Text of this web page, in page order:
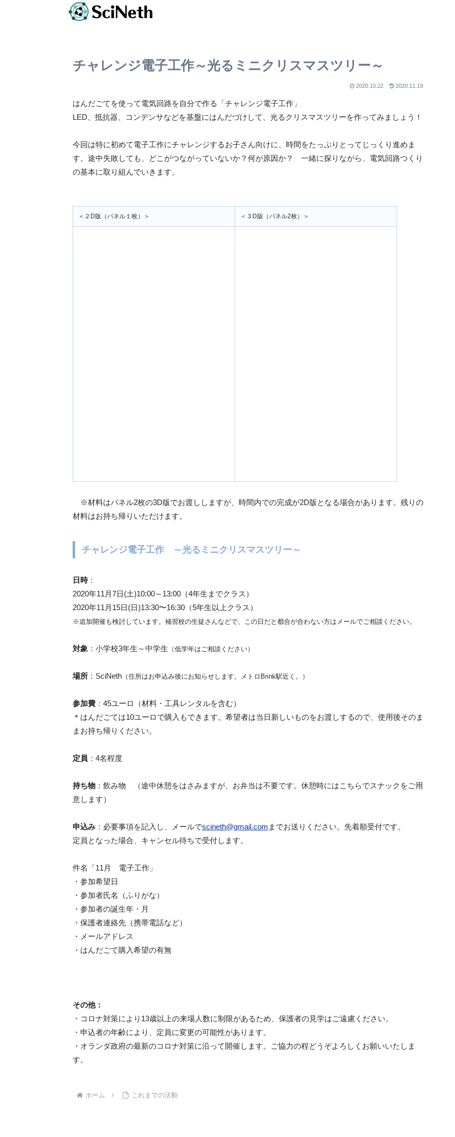
チャレンジ電子工作～光るミニクリスマスツリー～
2020.10.22 2020.11.19
はんだごてを使って電気回路を自分で作る「チャレンジ電子工作」
LED、抵抗器、コンデンサなどを基盤にはんだづけして、光るクリスマスツリーを作ってみましょう！
今回は特に初めて電子工作にチャレンジするお子さん向けに、時間をたっぷりとってじっくり進めま
す。途中失敗しても、どこがつながっていないか？何が原因か？ 一緒に探りながら、電気回路つくり
の基本に取り組んでいきます。
＜２D版（パネル１枚）＞ ＜３D版（パネル2枚）＞
※材料はパネル2枚の3D版でお渡ししますが、時間内での完成が2D版となる場合があります。残りの
材料はお持ち帰りいただけます。
チャレンジ電子工作 ～光るミニクリスマスツリー～
日時：
2020年11月7日(土)10:00～13:00（4年生までクラス）
2020年11月15日(日)13:30〜16:30（5年生以上クラス）
※追加開催も検討しています。補習校の生徒さんなどで、この日だと都合が合わない方はメールでご相談ください。
対象 ：小学校3年生～中学生 （低学年はご相談ください）
場所 ：SciNeth （住所はお申込み後にお知らせします。メトロBrink駅近く。）
参加費 ：45ユーロ（材料・工具レンタルを含む）
＊はんだごては10ユーロで購入もできます。希望者は当日新しいものをお渡しするので、使用後そのま
まお持ち帰りください。
定員 ：4名程度
持ち物 ：飲み物 （途中休憩をはさみますが、お弁当は不要です。休憩時にはこちらでスナックをご用
意します）
申込み ：必要事項を記入し、メールでscineth@gmail.com までお送りください。先着順受付です。
定員となった場合、キャンセル待ちで受付します。
件名「11月 電子工作」
・参加希望日
・参加者氏名（ふりがな）
・参加者の誕生年・月
・保護者連絡先（携帯電話など）
・メールアドレス
・はんだごて購入希望の有無
その他：
・コロナ対策により13歳以上の来場人数に制限があるため、保護者の見学はご遠慮ください。
・申込者の年齢により、定員に変更の可能性があります。
・オランダ政府の最新のコロナ対策に沿って開催します。ご協力の程どうぞよろしくお願いいたしま
す。
ホーム これまでの活動